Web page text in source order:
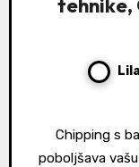
tehnike,
Chipping s backspinom je vrijedna vještina koja
poboljšava